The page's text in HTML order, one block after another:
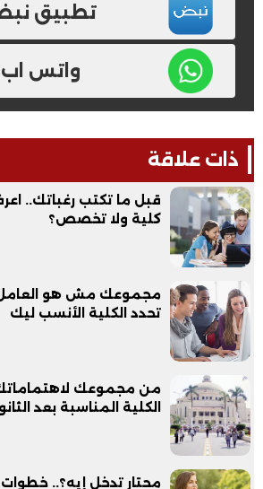
تطبيق
واتس اب
ذات علاقة
قبل ما تكتب رغباتك..
كلية ولا تخصص؟
تحدد الكلية الأنسب ليك
من مجموعك
الكلية المناسبة بعد
محتار تدخل إيه؟..